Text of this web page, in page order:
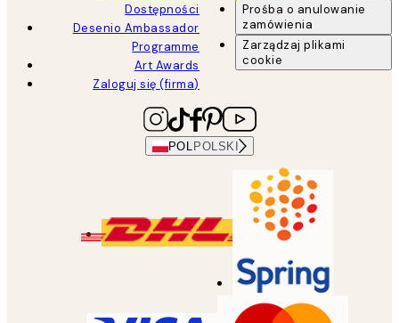
Dostępności
Desenio Ambassador
Programme
Art Awards
Zaloguj się (firma)
Prośba o anulowanie
zamówienia
Zarządzaj plikami
cookie
POL POLSKI